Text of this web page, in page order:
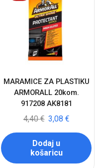
MARAMICE ZA PLASTIKU
ARMORALL 20kom.
917208 AK8181
4,40€ 3,08 €
Dodaj u
košaricu